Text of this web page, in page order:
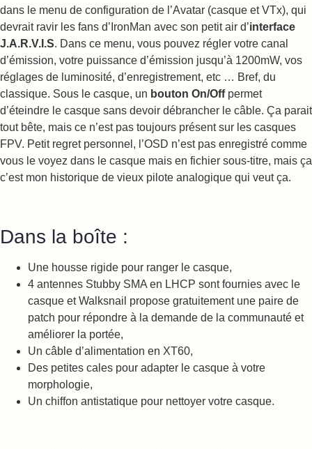
dans le menu de configuration de l’Avatar (casque et VTx), qui
devrait ravir les fans d’IronMan avec son petit air d’interface
J.A.R.V.I.S. Dans ce menu, vous pouvez régler votre canal
d’émission, votre puissance d’émission jusqu’à 1200mW, vos
réglages de luminosité, d’enregistrement, etc … Bref, du
classique. Sous le casque, un bouton On/Offpermet
d’éteindre le casque sans devoir débrancher le câble. Ça parait
tout bête, mais ce n’est pas toujours présent sur les casques
FPV. Petit regret personnel, l’OSD n’est pas enregistré comme
vous le voyez dans le casque mais en fichier sous-titre, mais ça
c’est mon historique de vieux pilote analogique qui veut ça.
Dans la boîte :
Une housse rigide pour ranger le casque,
4 antennes Stubby SMA en LHCP sont fournies avec le
casque et Walksnail propose gratuitement une paire de
patch pour répondre à la demande de la communauté et
améliorer la portée,
Un câble d’alimentation en XT60,
Des petites cales pour adapter le casque à votre
morphologie,
Un chiffon antistatique pour nettoyer votre casque.